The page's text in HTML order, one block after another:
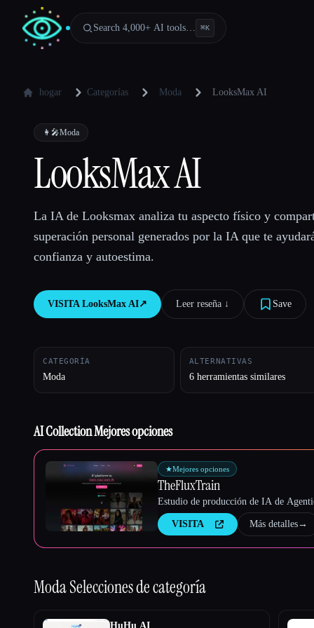
Search 4,000+ AI tools… ⌘K
hogar Categorías Moda LooksMax AI
👩‍🎤Moda
LooksMax AI
La IA de Looksmax analiza tu aspecto físico y
superación personal generados por la IA que te
confianza y autoestima.
VISITA LooksMax AI↗︎ Leer reseña ↓︎ Save
CATEGORÍA
Moda
ALTERNATIVAS
6 herramientas similares
AI Collection Mejores opciones
★Mejores opciones
TheFluxTrain
Estudio de producción de IA de
VISITA Más detalles→
ModaSelecciones de categoría
HuHu AI